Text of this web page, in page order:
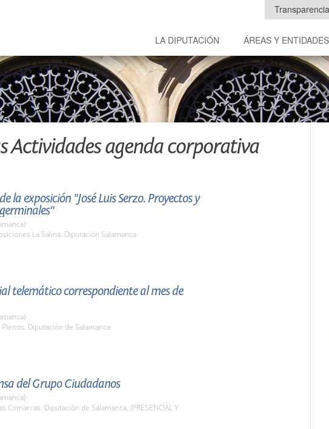
LA DIPUTACIÓN ÁREAS Y ENTIDADES
Actividades agenda corporativa
la exposición "José Luis Serzo. Proyectos y
La Salina. Diputación Salamanca
telemático correspondiente al mes de
Plenos. Diputación de Salamanca
del Grupo Ciudadanos
Comarcas. Diputación de Salamanca. (PRESENCIAL Y